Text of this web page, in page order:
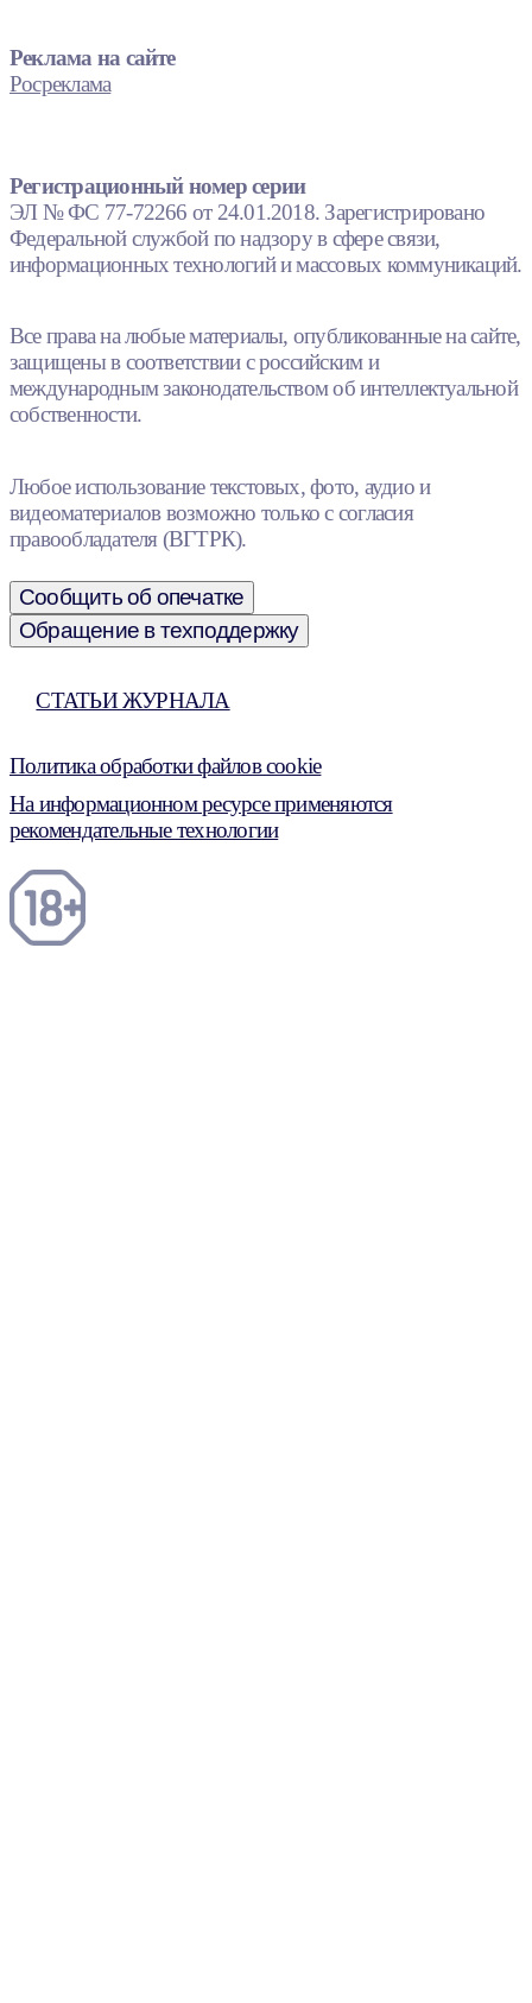
Реклама на сайте
Росреклама
Регистрационный номер серии
ЭЛ № ФС 77-72266 от 24.01.2018. Зарегистрировано
Федеральной службой по надзору в сфере связи,
информационных технологий и массовых коммуникаций.
Все права на любые материалы, опубликованные на сайте,
защищены в соответствии с российским и
международным законодательством об интеллектуальной
собственности.
Любое использование текстовых, фото, аудио и
видеоматериалов возможно только с согласия
правообладателя (ВГТРК).
Сообщить об опечатке
Обращение в техподдержку
СТАТЬИ ЖУРНАЛА
Политика обработки файлов cookie
На информационном ресурсе применяются
рекомендательные технологии